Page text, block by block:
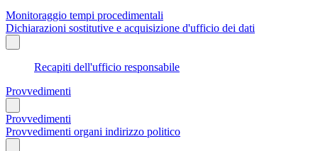
Monitoraggio tempi procedimentali
Dichiarazioni sostitutive e acquisizione d'ufficio dei dati
Recapiti dell'ufficio responsabile
Provvedimenti
Provvedimenti
Provvedimenti organi indirizzo politico